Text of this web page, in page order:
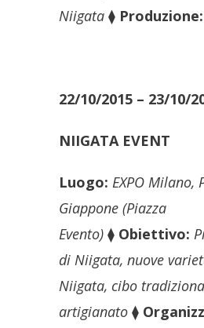
Niigata⧫ Produzione:
22/10/2015 – 23/10/
NIIGATA EVENT
Luogo: EXPO Milano,
Giappone (Piazza
Evento) ⧫ Obiettivo:
di Niigata, nuove
Niigata, cibo
artigianato⧫